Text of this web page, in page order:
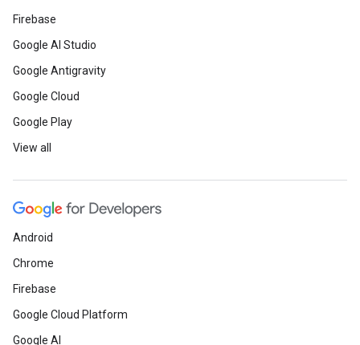
Firebase
Google AI Studio
Google Antigravity
Google Cloud
Google Play
View all
Android
Chrome
Firebase
Google Cloud Platform
Google AI